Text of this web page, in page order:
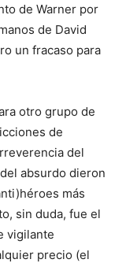
de Warner por
de David
un fracaso para
otro grupo de
de
del
absurdo dieron
más
sin duda, fue el
vigilante
precio (el